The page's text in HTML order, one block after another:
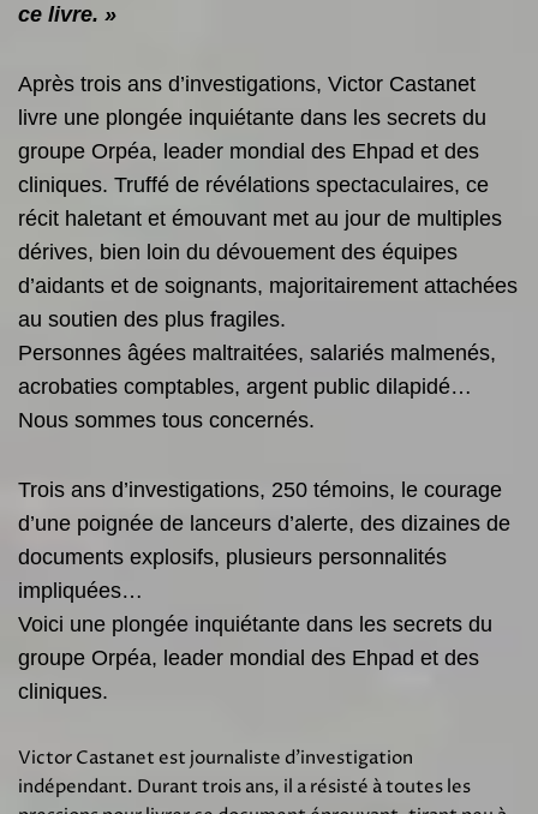
ce livre. »
Après trois ans d’investigations, Victor Castanet
livre une plongée inquiétante dans les secrets du
groupe Orpéa, leader mondial des Ehpad et des
cliniques. Truffé de révélations spectaculaires, ce
récit haletant et émouvant met au jour de multiples
dérives, bien loin du dévouement des équipes
d’aidants et de soignants, majoritairement attachées
au soutien des plus fragiles.
Personnes âgées maltraitées, salariés malmenés,
acrobaties comptables, argent public dilapidé…
Nous sommes tous concernés.
Trois ans d’investigations, 250 témoins, le courage
d’une poignée de lanceurs d’alerte, des dizaines de
documents explosifs, plusieurs personnalités
impliquées…
Voici une plongée inquiétante dans les secrets du
groupe Orpéa, leader mondial des Ehpad et des
cliniques.
Victor Castanet est journaliste d’investigation
indépendant. Durant trois ans, il a résisté à toutes les